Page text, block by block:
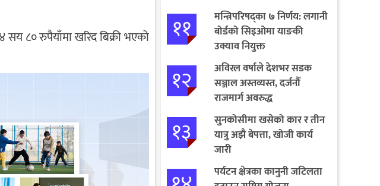
८० रुपैयाँमा खरिद बिक्री भएको
११
मन्त्रिपरिषद्का ७ निर्णय: लगानी
बोर्डको सिइओमा याङकी
उक्याव नियुक्त
१२
अविरल वर्षाले देशभर सडक
सञ्जाल अस्तव्यस्त, दर्जनौँ
राजमार्ग अवरुद्ध
१३
सुनकोसीमा खसेको कार र तीन
यात्रु अझै बेपत्ता, खोजी कार्य
जारी
पर्यटन क्षेत्रका कानुनी जटिलता